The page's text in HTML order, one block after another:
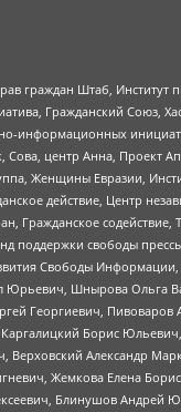
граждан Штаб, Институт
Гражданский Союз,
информационных
центр Анна, Проект
Женщины Евразии,
действие, Центр
Гражданское содействие,
поддержки свободы
Свободы
Юрьевич, Шнырова Ольга
Георгиевич,
Борис
Верховский Александр
Жемкова Елена
Блинушов Андрей